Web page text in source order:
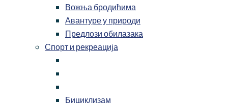
Вожња бродићима
Авантуре у природи
Предлози обилазака
Спорт и рекреација
Бициклизам